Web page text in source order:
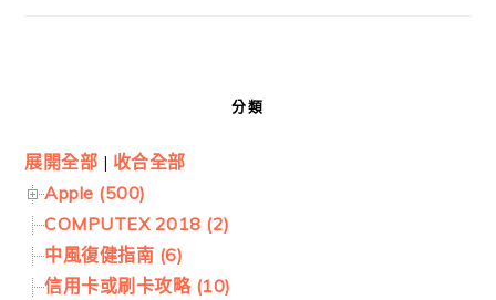
分類
展開全部 | 收合全部
Apple (500)
COMPUTEX 2018 (2)
中風復健指南 (6)
信用卡或刷卡攻略 (10)